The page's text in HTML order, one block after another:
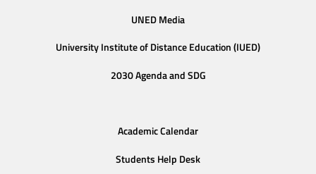
UNED Media
University Institute of Distance Education (IUED)
2030 Agenda and SDG
Academic Calendar
Students Help Desk